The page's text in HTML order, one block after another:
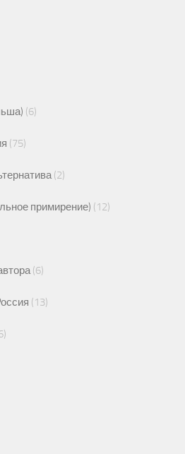
(6)
(75)
(2)
примирение) (12)
(6)
(13)